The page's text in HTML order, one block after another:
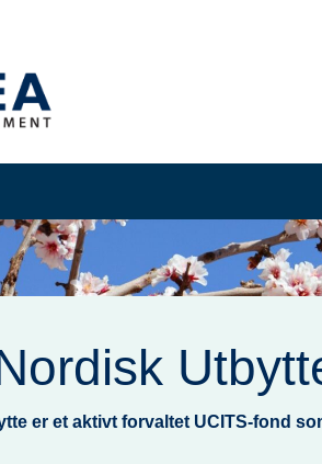
er et aktivt forvaltet UCITS-fond